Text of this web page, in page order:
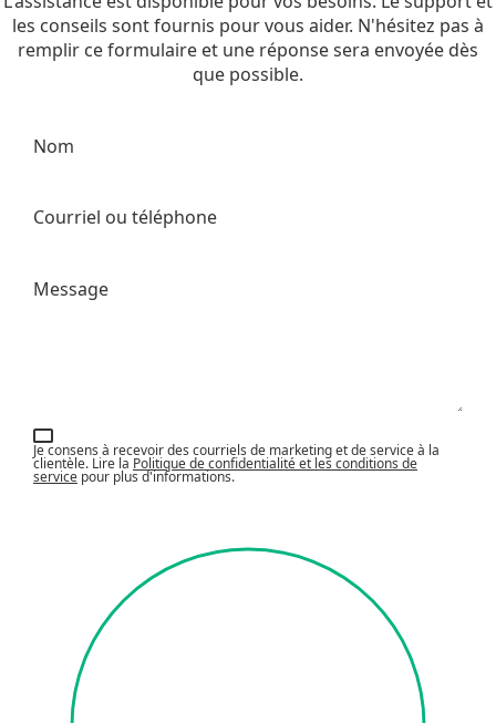
les conseils sont fournis pour vous aider. N'hésitez pas à
remplir ce formulaire et une réponse sera envoyée dès
que possible.
Nom
Courriel ou téléphone
Message
Je consens à recevoir des courriels de marketing et de service à la
clientèle. Lire la Politique de confidentialité et les conditions de
service pour plus d'informations.